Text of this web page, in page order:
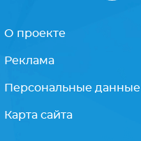
О проекте
Реклама
Персональные данные
Карта сайта